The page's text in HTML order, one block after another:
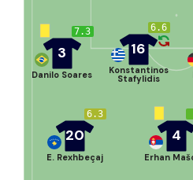
6.6
16
Konstantinos
Stafylidis
7.3
3
Danilo Soares
4
Erhan
6.3
20
E. Rexhbeçaj